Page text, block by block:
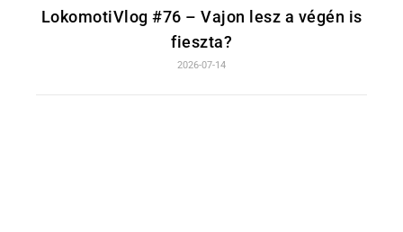
LokomotiVlog #76 – Vajon lesz a végén is
fieszta?
2026-07-14